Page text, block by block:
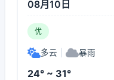
08月10日
优
多云 暴雨
24° ~ 31°